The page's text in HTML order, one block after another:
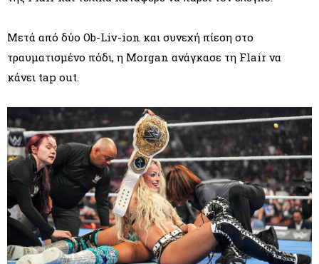
Μετά από δύο Ob-Liv-ion και συνεχή πίεση στο
τραυματισμένο πόδι, η Morgan ανάγκασε τη Flair να
κάνει tap out.